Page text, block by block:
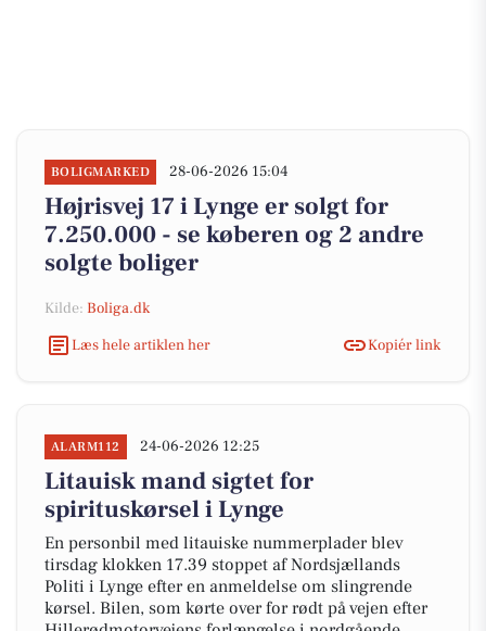
BOLIGMARKED 28-06-2026 15:04
Højrisvej 17 i Lynge er solgt for
7.250.000 - se køberen og 2 andre
solgte boliger
Kilde: Boliga.dk
Læs hele artiklen her
Kopiér link
ALARM112 24-06-2026 12:25
Litauisk mand sigtet for
spirituskørsel i Lynge
En personbil med litauiske nummerplader blev
tirsdag klokken 17.39 stoppet af Nordsjællands
Politi i Lynge efter en anmeldelse om slingrende
kørsel. Bilen, som kørte over for rødt på vejen efter